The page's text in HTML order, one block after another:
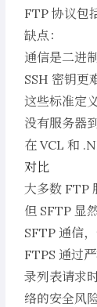
FTP 协议包
缺点：
通信是二进
SSH 密钥更
这些标准定
没有服务器
在 VCL 和
对比
大多数 FTP
但 SFTP 显
SFTP 通信
FTPS 通过
录列表请求
络的安全风险